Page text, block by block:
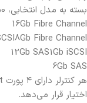
بسته به مدل انتخابی، MSA 2050 از رابط‌های زیر پشتیبانی می‌کند:
16Gb Fibre Channel
8Gb Fibre Channel
1Gb iSCSI
12Gb SAS
6Gb SAS
اختیار قرار می‌دهد.